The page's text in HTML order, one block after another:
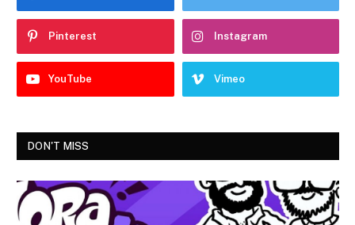
Pinterest Instagram
YouTube Vimeo
DON'T MISS